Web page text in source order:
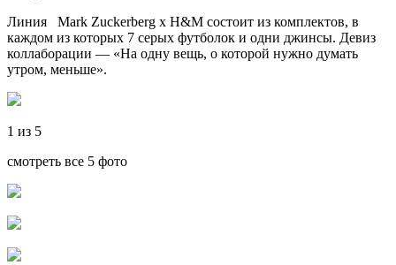
Линия Mark Zuckerberg x H&M состоит из комплектов, в
каждом из которых 7 серых футболок и одни джинсы. Девиз
коллаборации — «На одну вещь, о которой нужно думать
утром, меньше».
1 из 5
смотреть все 5 фото